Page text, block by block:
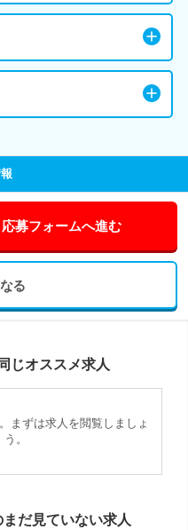
募フォームへ進む
る
じオススメ求人
まずは求人を閲覧しましょ
う。
だ見ていない求人